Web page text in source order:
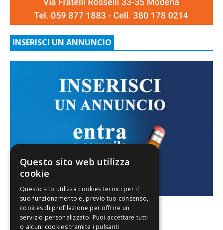
INSERISCI UN ANNUNCIO
FACEBOOK
Questo sito web utilizza
cookie